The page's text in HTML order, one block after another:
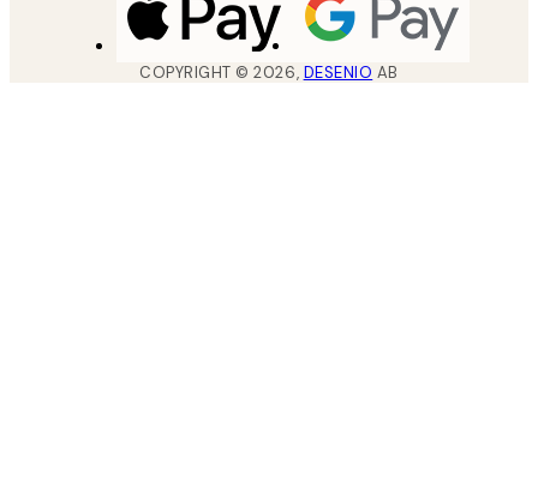
COPYRIGHT ©2026, DESENIO AB